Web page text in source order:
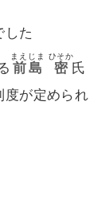
した
前島
まえじま
密
ひそか
氏
度が定められ